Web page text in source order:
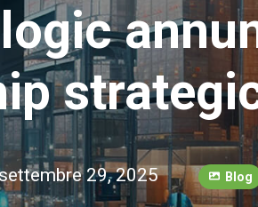
29, 2025 Blog